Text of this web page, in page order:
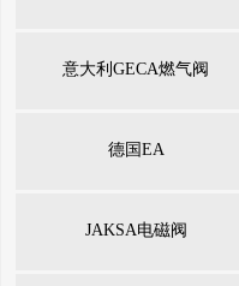
意大利GECA燃气阀
德国EA
JAKSA电磁阀